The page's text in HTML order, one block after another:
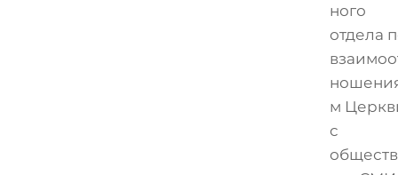
ного
отдела
м
с